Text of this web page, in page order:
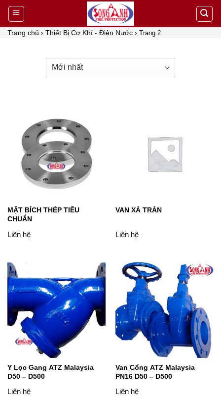
Skip
content
Trang chủ › Thiết Bị Cơ Khí - Điện Nước › Trang 2
MẶT BÍCH THÉP TIÊU
CHUẨN
Liên hệ
VAN XẢ TRÀN
Liên hệ
Y Lọc Gang ATZ Malaysia
D50 – D500
Liên hệ
Van Cổng ATZ Malaysia
PN16 D50 – D500
Liên hệ